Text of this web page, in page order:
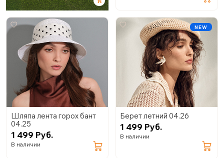
Шляпа лента горох бант
04.25
1 499 Руб.
В наличии
NEW
Берет летний 04.26
1 499 Руб.
В наличии